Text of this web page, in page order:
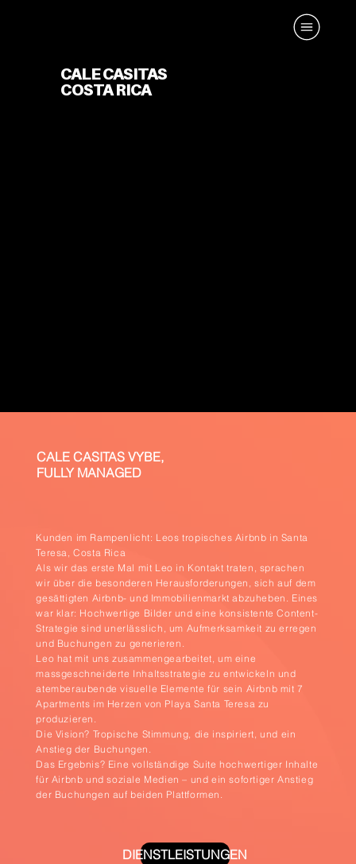
CALE CASITAS
COSTA RICA
CALE CASITAS VYBE,
FULLY MANAGED
Kunden im Rampenlicht: Leos tropisches Airbnb in Santa
Teresa, Costa Rica
Als wir das erste Mal mit Leo in Kontakt traten, sprachen
wir über die besonderen Herausforderungen, sich auf dem
gesättigten Airbnb- und Immobilienmarkt abzuheben. Eines
war klar: Hochwertige Bilder und eine konsistente Content-
Strategie sind unerlässlich, um Aufmerksamkeit zu erregen
und Buchungen zu generieren.
Leo hat mit uns zusammengearbeitet, um eine
massgeschneiderte Inhaltsstrategie zu entwickeln und
atemberaubende visuelle Elemente für sein Airbnb mit 7
Apartments im Herzen von Playa Santa Teresa zu
produzieren.
Die Vision? Tropische Stimmung, die inspiriert, und ein
Anstieg der Buchungen.
Das Ergebnis? Eine vollständige Suite hochwertiger Inhalte
für Airbnb und soziale Medien – und ein sofortiger Anstieg
der Buchungen auf beiden Plattformen.
DIENSTLEISTUNGEN